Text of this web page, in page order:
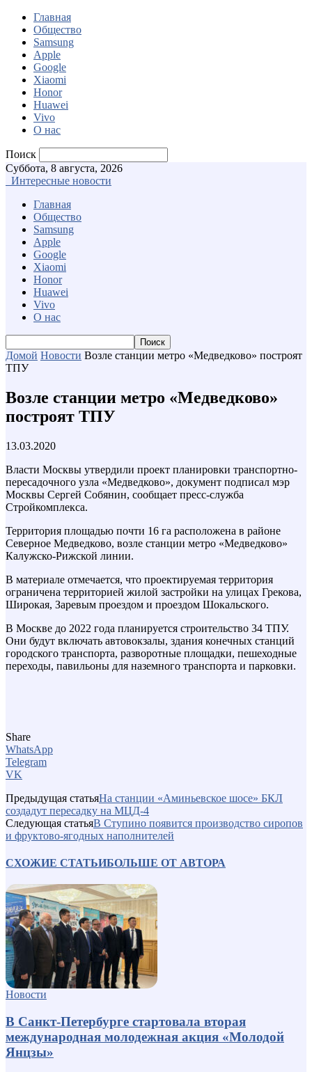
Главная
Общество
Samsung
Apple
Google
Xiaomi
Honor
Huawei
Vivo
О нас
Поиск
Суббота, 8 августа, 2026
Интересные новости
Главная
Общество
Samsung
Apple
Google
Xiaomi
Honor
Huawei
Vivo
О нас
Домой Новости Возле станции метро «Медведково» построят
ТПУ
Возле станции метро «Медведково»
построят ТПУ
13.03.2020
Власти Москвы утвердили проект планировки транспортно-
пересадочного узла «Медведково», документ подписал мэр
Москвы Сергей Собянин, сообщает пресс-служба
Стройкомплекса.
Территория площадью почти 16 га расположена в районе
Северное Медведково, возле станции метро «Медведково»
Калужско-Рижской линии.
В материале отмечается, что проектируемая территория
ограничена территорией жилой застройки на улицах Грекова,
Широкая, Заревым проездом и проездом Шокальского.
В Москве до 2022 года планируется строительство 34 ТПУ.
Они будут включать автовокзалы, здания конечных станций
городского транспорта, разворотные площадки, пешеходные
переходы, павильоны для наземного транспорта и парковки.
Share
WhatsApp
Telegram
VK
Предыдущая статьяНа станции «Аминьевское шосе» БКЛ
создадут пересадку на МЦД-4
Следующая статьяВ Ступино появится производство сиропов
и фруктово-ягодных наполнителей
СХОЖИЕ СТАТЬИБОЛЬШЕ ОТ АВТОРА
Новости
В Санкт-Петербурге стартовала вторая
международная молодежная акция «Молодой
Янцзы»